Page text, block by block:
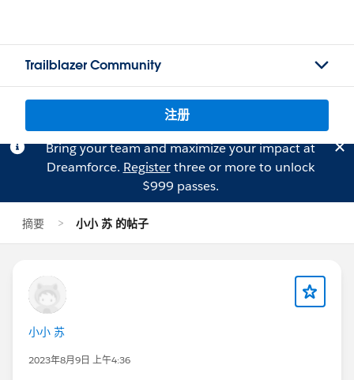
Trailblazer Community
注册
Bring your team and maximize your impact at
Dreamforce. Registerthree or more to unlock
$999 passes.
摘要 小小 苏 的帖子
小小 苏
2023年8月9日 上午4:36